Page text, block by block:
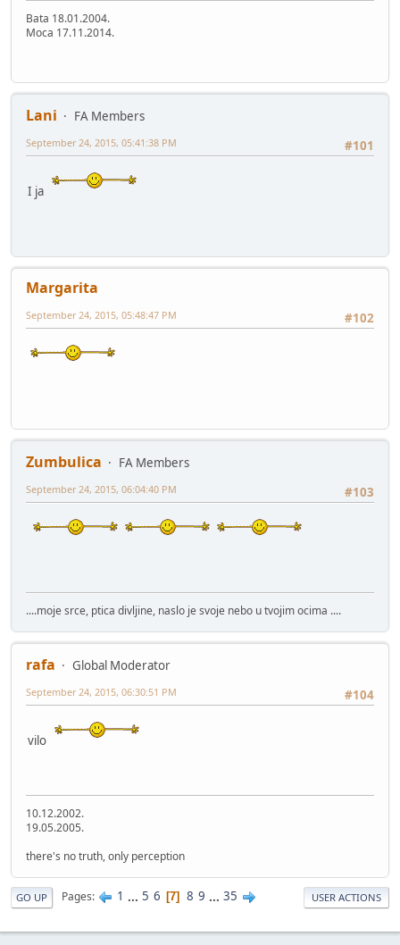
Bata 18.01.2004.
Moca 17.11.2014.
Lani
FA Members
#101
September 24, 2015, 05:41:38 PM
I ja
Margarita
#102
September 24, 2015, 05:48:47 PM
Zumbulica
FA Members
#103
September 24, 2015, 06:04:40 PM
....moje srce, ptica divljine, naslo je svoje nebo u tvojim ocima ....
rafa
Global Moderator
#104
September 24, 2015, 06:30:51 PM
vilo
10.12.2002.
19.05.2005.
there's no truth, only perception
GO UP Pages 1 ... 5 6 7 8 9 ... 35 USER ACTIONS